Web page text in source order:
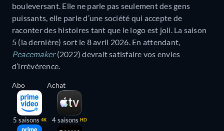
bouleversant. Elle ne parle pas seulement des gens
puissants, elle parle d’une société qui accepte de
raconter des histoires tant que le logo est joli. La saison
5 (la dernière) sort le 8 avril 2026. En attendant,
Peacemaker(2022) devrait satisfaire vos envies
d’irrévérence.
Abo
5 saisons 4K
Achat
4 saisons HD